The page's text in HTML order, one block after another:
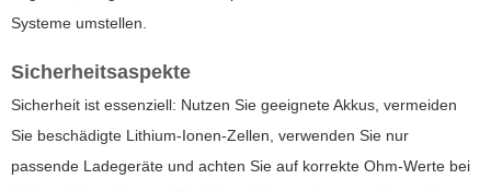
Systeme umstellen.
Sicherheitsaspekte
Sicherheit ist essenziell: Nutzen Sie geeignete Akkus, vermeiden
Sie beschädigte Lithium-Ionen-Zellen, verwenden Sie nur
passende Ladegeräte und achten Sie auf korrekte Ohm-Werte bei